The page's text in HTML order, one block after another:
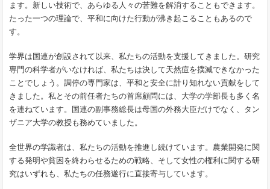
ます。新しい技術で、あらゆる人々の苦難を解消することもできます。
たった一つの理論で、平和に向けた行動が沸き起こることもあるので
す。
学界は国連が創設されて以来、私たちの活動を支援してきました。研究
専門の科学者がいなければ、私たちは決して天然痘を撲滅できなかった
ことでしょう。調停の専門家は、平和と安全に計り知れない貢献をして
きました。私とその前任者たちの首席顧問には、大学の学部長も多く名
を連ねています。国連の副事務総長は母国の外務大臣だけでなく、タン
ザニア大学の教授も務めていました。
全世界の学識者は、私たちの活動を推進し続けています。農業開発に関
する発明や貧困を終わらせるための戦略、そして女性の権利に関する研
究はいずれも、私たちの任務遂行に直接寄与しています。